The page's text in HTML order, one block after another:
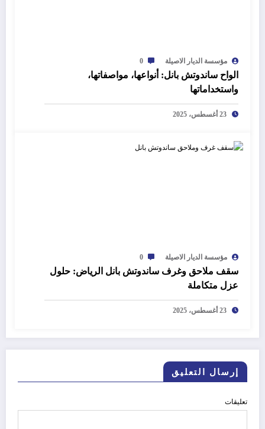
مؤسسة الديار الاصيلة 0
الواح ساندوتش بانل: أنواعها، مواصفاتها،
واستخداماتها
23 أغسطس، 2025
مؤسسة الديار الاصيلة 0
سقف ملاحق وغرف ساندوتش بانل الرياض: حلول
عزل متكاملة
23 أغسطس، 2025
إرسال التعليق
تعليقات